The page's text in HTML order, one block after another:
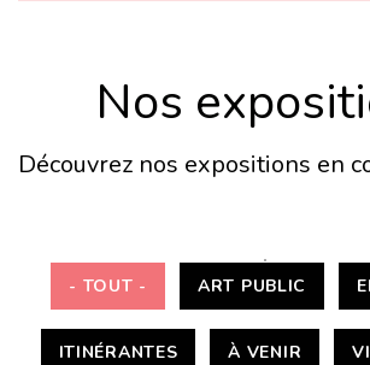
Nos
Découvrez nos expositions en
- TOUT - ART PUBLIC
ITINÉRANTES À VENIR